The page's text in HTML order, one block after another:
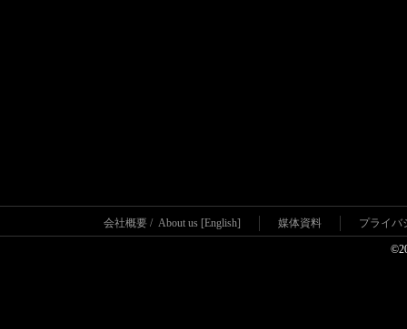
会社概要 / About us [English] 媒体資料 プライバ